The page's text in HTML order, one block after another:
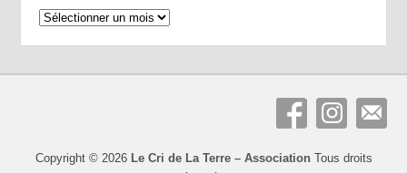
Archives
Copyright © 2026 Le Cri de La Terre – Association Tous droits